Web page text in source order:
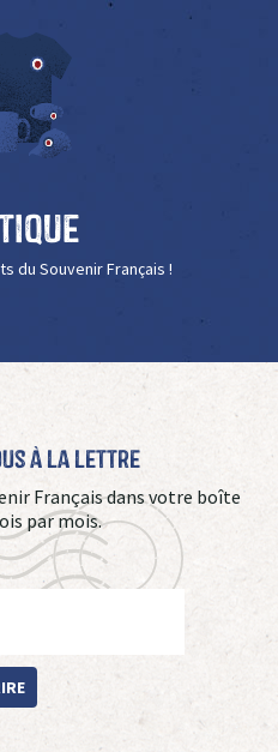
du Souvenir Français !
à La Lettre
Français dans votre boîte
par mois.